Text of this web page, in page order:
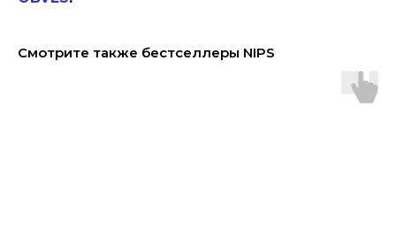
Смотрите также бестселлеры NIPS